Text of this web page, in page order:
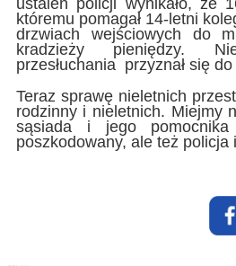
któremu pomagał 14-letni
drzwiach wejściowych do
kradzieży pieniędzy.
przesłuchania przyznał się do
Teraz sprawę nieletnich
rodzinny i nieletnich. Miejmy
sąsiada i jego
poszkodowany, ale też policja